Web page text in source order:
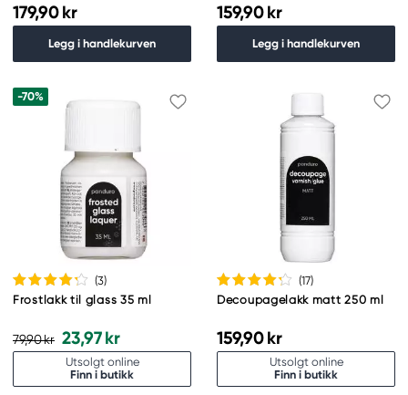
179,90 kr
Legg i handlekurven
159,90 kr
Legg i handlekurven
-70%
(3)
Frostlakk til glass 35 ml
79,90 kr 23,97 kr
Utsolgt online
Finn i butikk
(17)
Decoupagelakk matt 250 ml
159,90 kr
Utsolgt online
Finn i butikk